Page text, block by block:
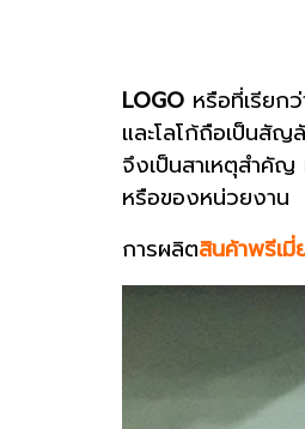
LOGO หรือที่เรียก
และโลโก้ถือเป็นสั
จึงเป็นสาเหตุสำคั
หรือของหน่วยงาน
การผลิตสินค้าพรีเมี่